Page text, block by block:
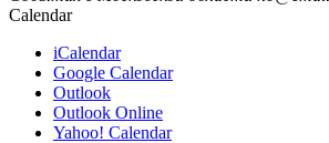
Calendar
iCalendar
Google Calendar
Outlook
Outlook Online
Yahoo! Calendar